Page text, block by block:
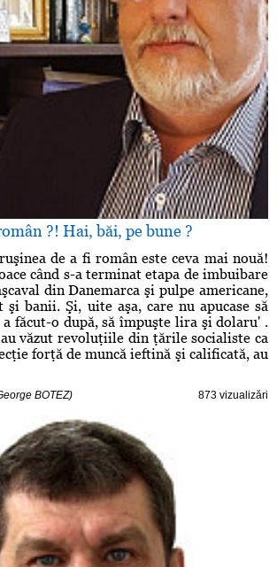
?! Hai, băi, pe bune ?
de a fi român este ceva mai nouă!
când s-a terminat etapa de imbuibare
din Danemarca şi pulpe americane,
banii. Şi, uite aşa, care nu apucase să
a făcut-o după, să împuşte lira şi dolaru' .
văzut revoluţiile din ţările socialiste ca
forţă de muncă ieftină şi calificată, au
BOTEZ) 873 vizualizări